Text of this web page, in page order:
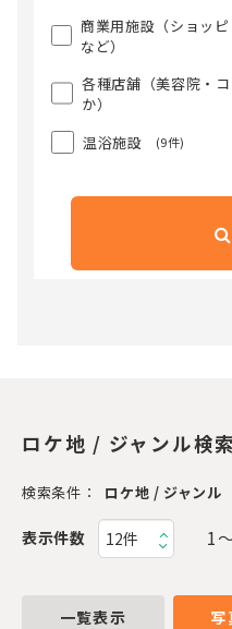
商業用施設（ショッ
など）
各種店舗（美容院・
か）
温浴施設 (9件)
ロケ地 / ジャンル検
検索条件： ロケ地 / ジャンル
表示件数 1
一覧表示 写